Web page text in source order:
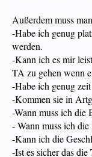
Außerdem muss
-Habe ich genug
werden.
-Kann ich es mir
TA zu gehen wenn
-Habe ich genug
-Kommen sie in
-Wann muss ich die
- Wann muss ich die
-Kann ich die
-Ist es sicher das